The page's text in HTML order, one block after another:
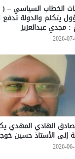
الخطاب السياسي – (
يتكلم والدولة تدفع
: مجدي عبدالعزيز
2026-
الهادي المهدي
إلى الأستاذ حسين
2026-